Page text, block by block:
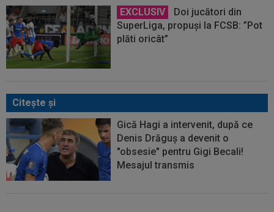
EXCLUSIV
Doi jucători din
SuperLiga, propuși la FCSB: ”Pot
plăti oricât”
Citeşte şi
Gică Hagi a intervenit, după ce
Denis Drăguș a devenit o
"obsesie" pentru Gigi Becali!
Mesajul transmis